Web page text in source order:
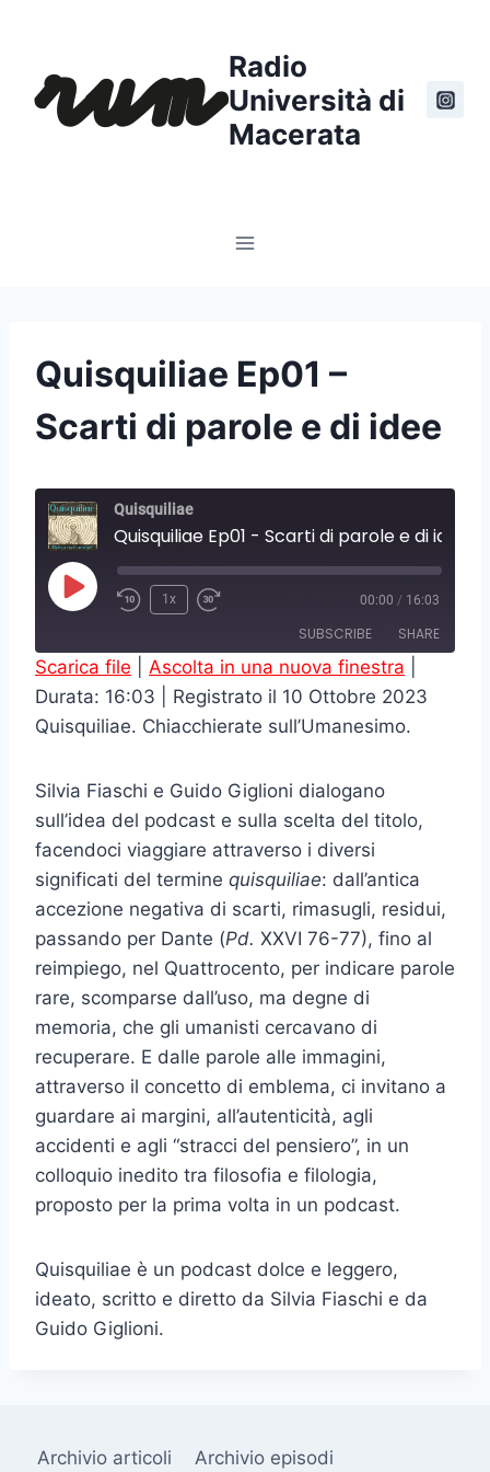
contenuto
Radio
Università di
Macerata
Quisquiliae Ep01 –
Scarti di parole e di idee
Quisquiliae
Quisquiliae Ep01 - Scarti di parole e di idee
P
a
y
E
i
s
o
d
e
1x 00:00 / 16:03
SUBSCRIBE SHARE
RSS FEED
SHARE
LINK
EMBED
Scarica file Ascolta in una nuova finestra
Durata: 16:03
Registrato il 10 Ottobre 2023
Quisquiliae. Chiacchierate sull’Umanesimo.
Silvia Fiaschi e Guido Giglioni dialogano
sull’idea del podcast e sulla scelta del titolo,
facendoci viaggiare attraverso i diversi
significati del termine quisquiliae: dall’antica
accezione negativa di scarti, rimasugli, residui,
passando per Dante (Pd. XXVI 76-77), fino al
reimpiego, nel Quattrocento, per indicare parole
rare, scomparse dall’uso, ma degne di
memoria, che gli umanisti cercavano di
recuperare. E dalle parole alle immagini,
attraverso il concetto di emblema, ci invitano a
guardare ai margini, all’autenticità, agli
accidenti e agli “stracci del pensiero”, in un
colloquio inedito tra filosofia e filologia,
proposto per la prima volta in un podcast.
Quisquiliae è un podcast dolce e leggero,
ideato, scritto e diretto da Silvia Fiaschi e da
Guido Giglioni.
Archivio articoli Archivio episodi